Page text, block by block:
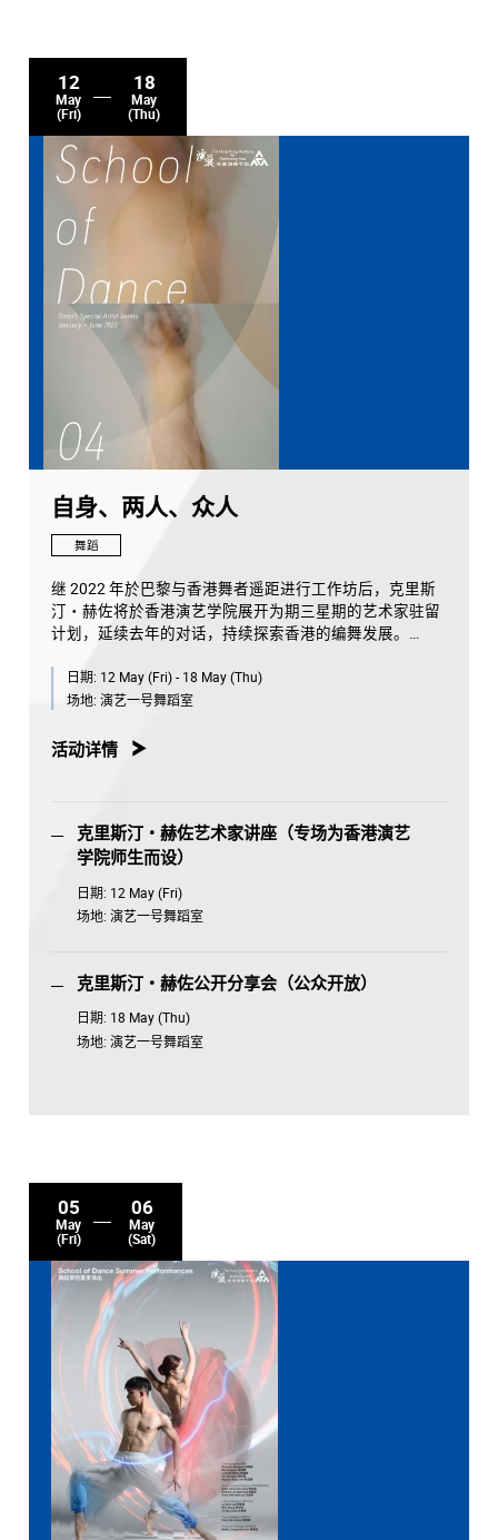
12
May
(Fri)
18
May
(Thu)
自身、两人、众人
舞蹈
继 2022 年於巴黎与香港舞者遥距进行工作坊后，克里斯
汀・赫佐将於香港演艺学院展开为期三星期的艺术家驻留
计划，延续去年的对话，持续探索香港的编舞发展。
赫佐於驻留计划期间将根据苏菲・拉妮的录像作品构思编
舞创作过程。两人将伴随本地舞者以个人及团队身分进行
的形式发表。
日期: 12 May (Fri) - 18 May (Thu)
场地: 演艺一号舞蹈室
活动详情
克里斯汀・赫佐艺术家讲座（专场为香港演艺
学院师生而设）
日期: 12 May (Fri)
场地: 演艺一号舞蹈室
克里斯汀・赫佐公开分享会（公众开放）
日期: 18 May (Thu)
场地: 演艺一号舞蹈室
05
May
(Fri)
06
May
(Sat)